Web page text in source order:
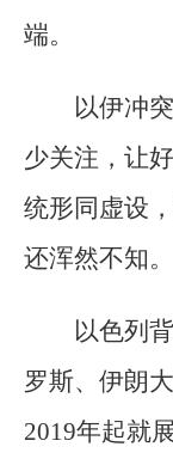
端。
以伊冲
少关注，让
统形同虚设
还浑然不知。
以色列
罗斯、伊朗
2019年起就